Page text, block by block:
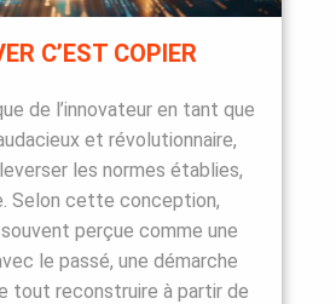
C’EST COPIER
de l’innovateur en tant que
et révolutionnaire,
les normes établies,
Selon cette conception,
perçue comme une
le passé, une démarche
tout reconstruire à partir de